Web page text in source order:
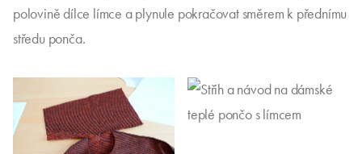
polovině dílce límce a plynule pokračovat směrem k přednímu
středu ponča.